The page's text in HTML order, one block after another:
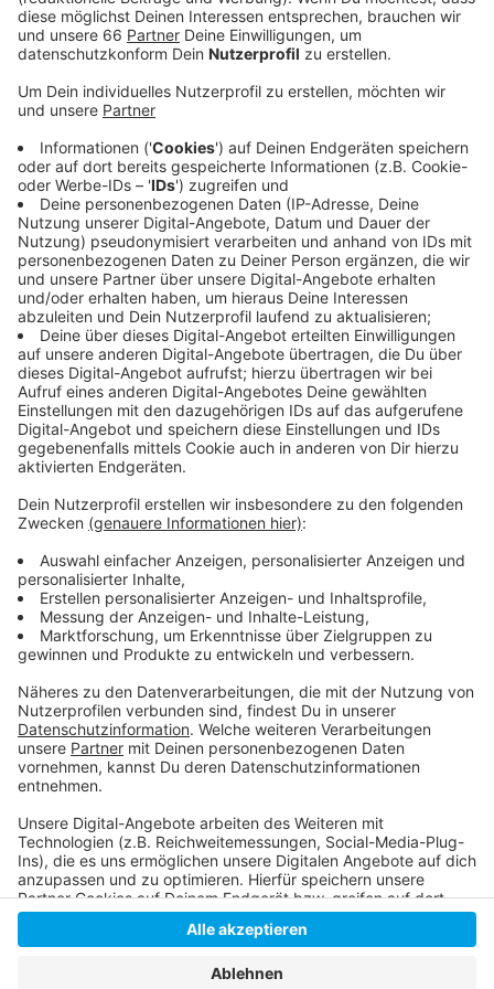
Anzeige
Hamburg aufmachen - dann spielt die Fortuna ab 20.30
Uhr am Millerntor gegen St. Pauli. Das Heimspiel
gegen Kiel ist für Samstag, den 6. Mai angesetzt. Und
in Hannover spielt die Fortuna am 21. Mai, das ist ein
Sonntag. Bereits seit längerer Zeit steht fest, dass
der Saisonabschluss beim 1. FC Kaiserslautern am 28.
Mai, einem Sonntag, ab 15:30 Uhr stattfindet.
Anzeige
Weitere Infos und Links zum Thema:
Anzeige
Hier informiert die Fortuna
Unsere Fortuna-Sonderseite
Neue Saison für die Bolzplatzhelden
Anzeige
Anzeige